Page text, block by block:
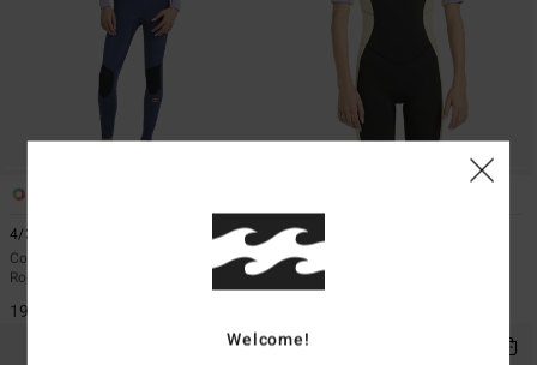
4/3mm Synergy Natural
Combinaison de surf zip poitrine
Rouge Fille 8-16 ans
199,95 €
2/2mmn Synergy
Springsuit manches courtes back
zip Gris Fille 8-16 ans
Welcome!